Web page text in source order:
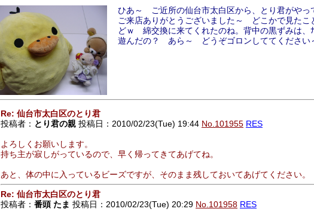
ひあ～ ご近所の仙台市太白区から、とり君がやっ
ご来店ありがとうございました～ どこかで見たこ
どｗ 綿交換に来てくれたのね。背中の黒ずみは、
遊んだの？ あら～ どうぞゴロンしててください
Re: 仙台市太白区のとり君
投稿者： とり君の親 投稿日：2010/02/23(Tue) 19:44 No.101955 RES
よろしくお願いします。
持ち主が寂しがっているので、早く帰ってきてあげてね。
あと、体の中に入っているビーズですが、そのまま残しておいてあげてください。
Re: 仙台市太白区のとり君
投稿者： 番頭 たま 投稿日：2010/02/23(Tue) 20:29 No.101958 RES